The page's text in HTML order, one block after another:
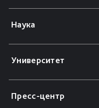
Наука
Университет
Пресс-центр